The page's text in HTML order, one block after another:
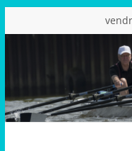
au